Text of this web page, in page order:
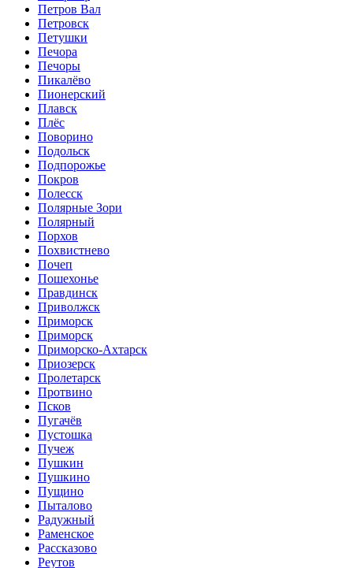
Петров Вал
Петровск
Петушки
Печора
Печоры
Пикалёво
Пионерский
Плавск
Плёс
Поворино
Подольск
Подпорожье
Покров
Полесск
Полярные Зори
Полярный
Порхов
Похвистнево
Почеп
Пошехонье
Правдинск
Приволжск
Приморск
Приморск
Приморско-Ахтарск
Приозерск
Пролетарск
Протвино
Псков
Пугачёв
Пустошка
Пучеж
Пушкин
Пушкино
Пущино
Пыталово
Радужный
Раменское
Рассказово
Реутов